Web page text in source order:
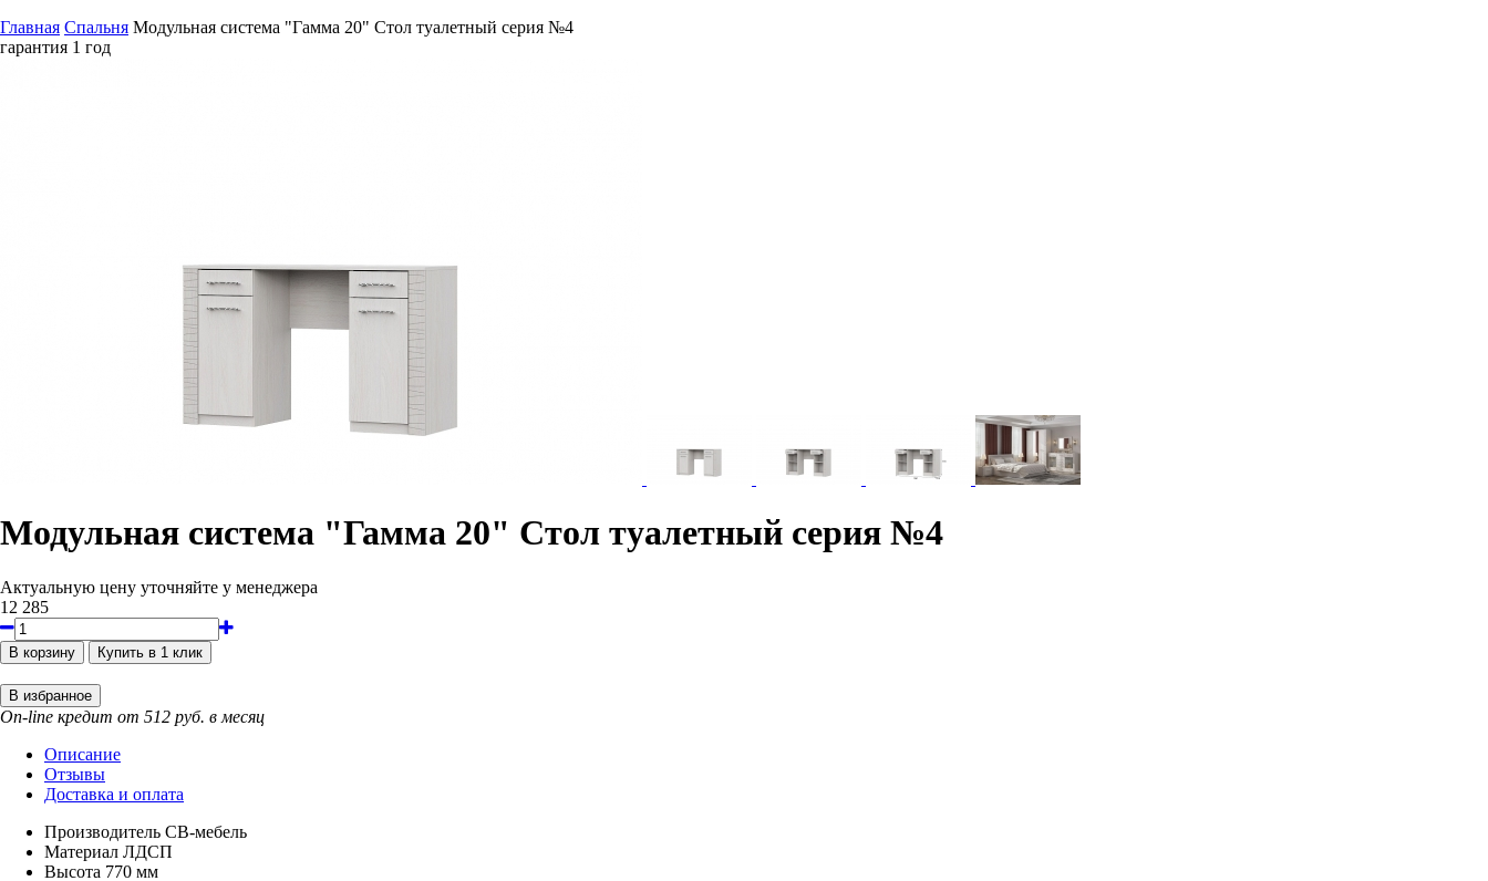
Главная Спальня Модульная система "Гамма 20" Стол туалетный серия №4
гарантия 1 год
Модульная система "Гамма 20" Стол туалетный серия №4
Актуальную цену уточняйте у менеджера
12 285
On-line кредит от 512 руб. в месяц
Описание
Отзывы
Доставка и оплата
Производитель СВ-мебель
Материал ЛДСП
Высота 770 мм